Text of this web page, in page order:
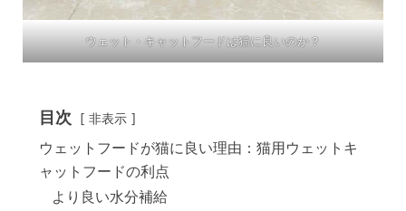
ウェット・キャットフードは猫に良いのか？
目次 非表示
ウェットフードが猫に良い理由：猫用ウェットキ
ャットフードの利点
より良い水分補給